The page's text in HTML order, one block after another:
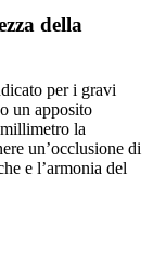
della
per i gravi
un apposito
la
un’occlusione di
e l’armonia del